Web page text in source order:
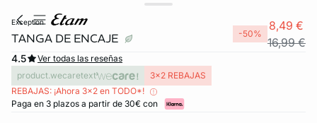
exception
TANGA DE ENCAJE -50%
8,49 €
16,99 €
4.5
Ver todas las reseñas
product.wecaretext
3x2 REBAJAS
REBAJAS: ¡Ahora 3x2 en TODO*!
Paga en 3 plazos a partir de 30€ con